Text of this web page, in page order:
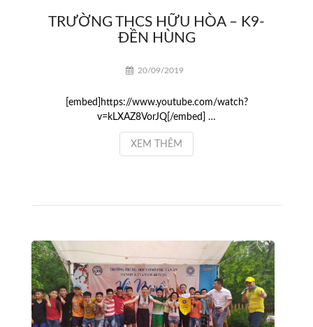
TRƯỜNG THCS HỮU HÒA – K9-
ĐỀN HÙNG
20/09/2019
[embed]https://www.youtube.com/watch?
v=kLXAZ8VorJQ[/embed] …
XEM THÊM